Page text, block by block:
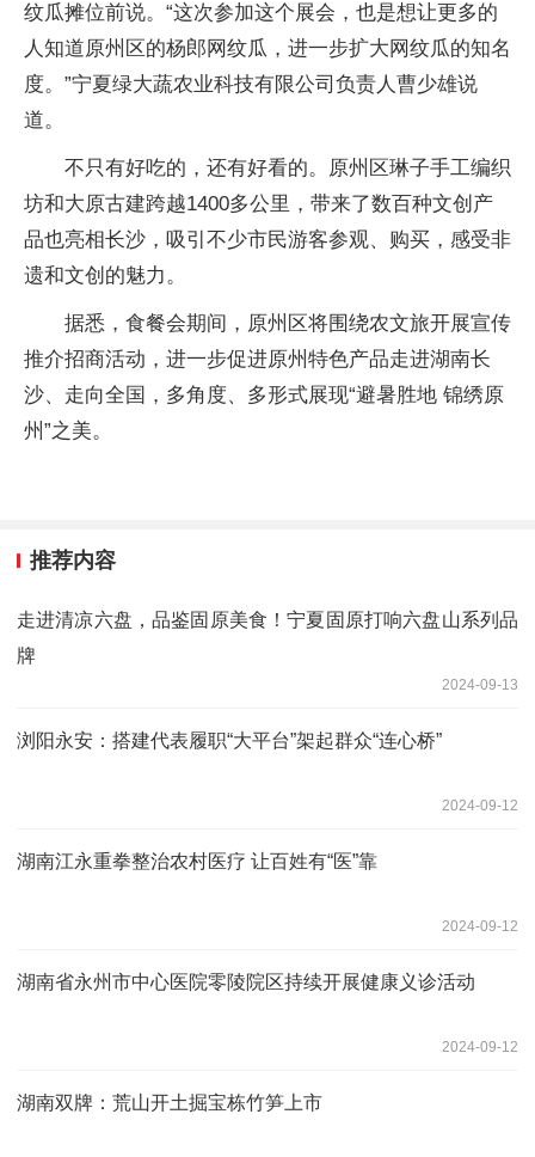
纹瓜摊位前说。“这次参加这个展会，也是想让更多的
人知道原州区的杨郎网纹瓜，进一步扩大网纹瓜的知名
度。”宁夏绿大蔬农业科技有限公司负责人曹少雄说
道。
不只有好吃的，还有好看的。原州区琳子手工编织
坊和大原古建跨越1400多公里，带来了数百种文创产
品也亮相长沙，吸引不少市民游客参观、购买，感受非
遗和文创的魅力。
据悉，食餐会期间，原州区将围绕农文旅开展宣传
推介招商活动，进一步促进原州特色产品走进湖南长
沙、走向全国，多角度、多形式展现“避暑胜地 锦绣原
州”之美。
推荐内容
走进清凉六盘，品鉴固原美食！宁夏固原打响六盘山系列品
牌
2024-09-13
浏阳永安：搭建代表履职“大平台”架起群众“连心桥”
2024-09-12
湖南江永重拳整治农村医疗 让百姓有“医”靠
2024-09-12
湖南省永州市中心医院零陵院区持续开展健康义诊活动
2024-09-12
湖南双牌：荒山开土掘宝栋竹笋上市